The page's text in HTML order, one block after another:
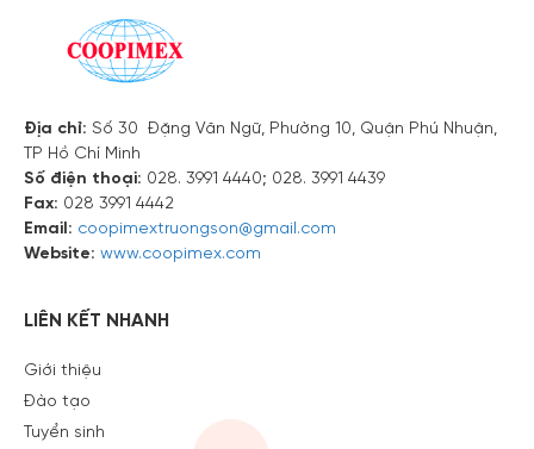
Địa chỉ: Số 30 Đặng Văn Ngữ, Phường 10, Quận Phú Nhuận,
TP Hồ Chí Minh
Số điện thoại: 028. 3991 4440; 028. 3991 4439
Fax: 028 3991 4442
Email: coopimextruongson@gmail.com
Website: www.coopimex.com
LIÊN KẾT NHANH
Giới thiệu
Đào tạo
Tuyển sinh